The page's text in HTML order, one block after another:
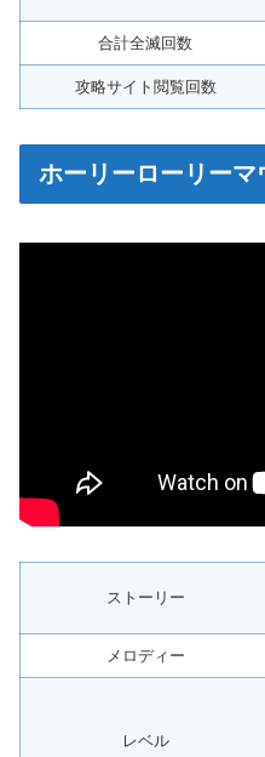
合計全滅回数
攻略サイト閲覧回数
ホーリーローリー
ストーリー
メロディー
レベル